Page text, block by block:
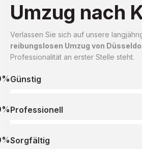
Umzug nach
Verlassen Sie sich auf unsere
reibungslosen Umzug von
Professionalität an erster Stelle steht.
Günstig
Professionell
Sorgfältig